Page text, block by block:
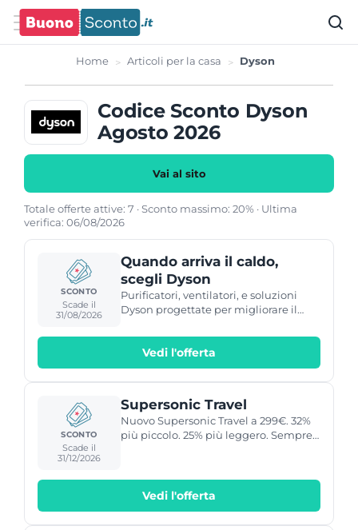
Home Articoli per la casa Dyson
Codice Sconto Dyson
Agosto 2026
Vai al sito
Totale offerte attive: 7 · Sconto massimo: 20% · Ultima
verifica: 06/08/2026
SCONTO
Scade il
31/08/2026
Quando arriva il caldo,
scegli Dyson
Purificatori, ventilatori, e soluzioni
Dyson progettate per migliorare il
più caldi, contribuendo a mantenere
l'aria più fresca e più pulita.
Vedi l'offerta
SCONTO
Scade il
31/12/2026
Supersonic Travel
Nuovo Supersonic Travel a 299€. 32%
più piccolo. 25% più leggero. Sempre
Vedi l'offerta